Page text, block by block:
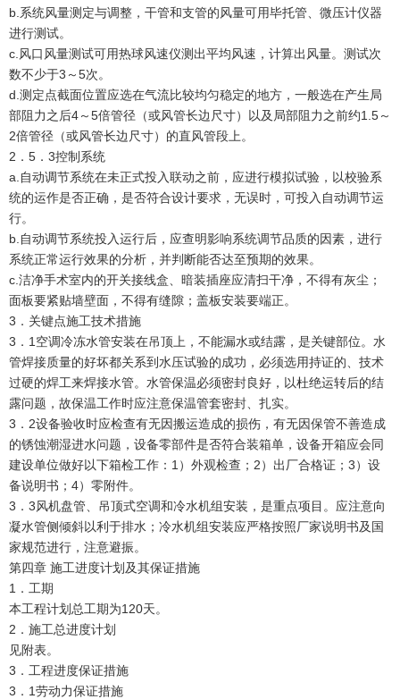
b.系统风量测定与调整，干管和支管的风量可用毕托管、微压计仪器
进行测试。
c.风口风量测试可用热球风速仪测出平均风速，计算出风量。测试次
数不少于3～5次。
d.测定点截面位置应选在气流比较均匀稳定的地方，一般选在产生局
部阻力之后4～5倍管径（或风管长边尺寸）以及局部阻力之前约1.5～
2倍管径（或风管长边尺寸）的直风管段上。
2．5．3控制系统
a.自动调节系统在未正式投入联动之前，应进行模拟试验，以校验系
统的运作是否正确，是否符合设计要求，无误时，可投入自动调节运
行。
b.自动调节系统投入运行后，应查明影响系统调节品质的因素，进行
系统正常运行效果的分析，并判断能否达至预期的效果。
c.洁净手术室内的开关接线盒、暗装插座应清扫干净，不得有灰尘；
面板要紧贴墙壁面，不得有缝隙；盖板安装要端正。
3．关键点施工技术措施
3．1空调冷冻水管安装在吊顶上，不能漏水或结露，是关键部位。水
管焊接质量的好坏都关系到水压试验的成功，必须选用持证的、技术
过硬的焊工来焊接水管。水管保温必须密封良好，以杜绝运转后的结
露问题，故保温工作时应注意保温管套密封、扎实。
3．2设备验收时应检查有无因搬运造成的损伤，有无因保管不善造成
的锈蚀潮湿进水问题，设备零部件是否符合装箱单，设备开箱应会同
建设单位做好以下箱检工作：1）外观检查；2）出厂合格证；3）设
备说明书；4）零附件。
3．3风机盘管、吊顶式空调和冷水机组安装，是重点项目。应注意向
凝水管侧倾斜以利于排水；冷水机组安装应严格按照厂家说明书及国
家规范进行，注意避振。
第四章 施工进度计划及其保证措施
1．工期
本工程计划总工期为120天。
2．施工总进度计划
见附表。
3．工程进度保证措施
3．1劳动力保证措施